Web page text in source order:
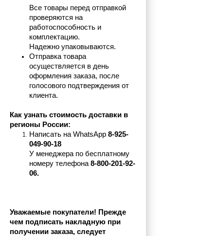
Все товары перед отправкой
проверяются на
работоспособность и
комплектацию.
Надежно упаковываются.
Отправка товара
осуществляется в день
оформления заказа, после
голосового подтверждения от
клиента.
Как узнать стоимость доставки в
регионы России:
Написать на WhatsApp 8-925-
049-90-18
У менеджера по бесплатному
номеру телефона 8-800-201-92-
06.
Уважаемые покупатели! Прежде
чем подписать накладную при
получении заказа, следует